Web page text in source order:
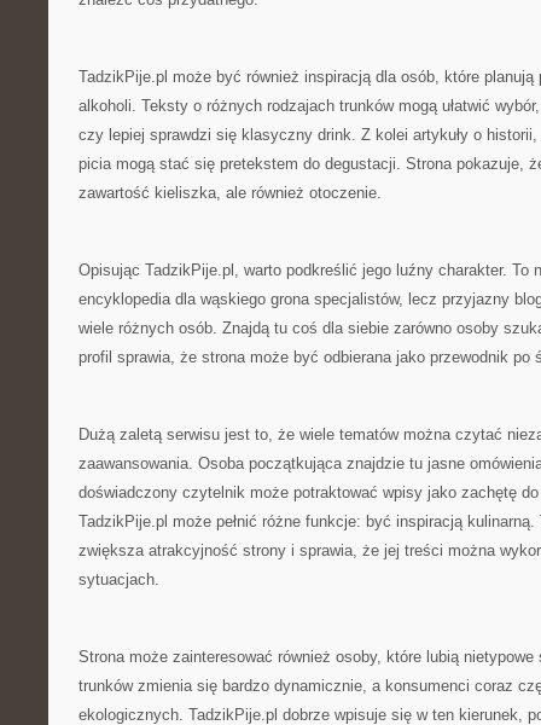
TadzikPije.pl może być również inspiracją dla osób, które planują
alkoholi. Teksty o różnych rodzajach trunków mogą ułatwić
czy lepiej sprawdzi się klasyczny drink. Z kolei artykuły o
picia mogą stać się pretekstem do degustacji. Strona pokazuje,
zawartość kieliszka, ale również otoczenie.
Opisując TadzikPije.pl, warto podkreślić jego luźny charakter. To
encyklopedia dla wąskiego grona specjalistów, lecz przyjazny
wiele różnych osób. Znajdą tu coś dla siebie zarówno osoby
profil sprawia, że strona może być odbierana jako przewodnik po
Dużą zaletą serwisu jest to, że wiele tematów można czytać
zaawansowania. Osoba początkująca znajdzie tu jasne
doświadczony czytelnik może potraktować wpisy jako zachętę
TadzikPije.pl może pełnić różne funkcje: być inspiracją kulinarną.
zwiększa atrakcyjność strony i sprawia, że jej treści można
sytuacjach.
Strona może zainteresować również osoby, które lubią nietypowe
trunków zmienia się bardzo dynamicznie, a konsumenci coraz
ekologicznych. TadzikPije.pl dobrze wpisuje się w ten kierunek,